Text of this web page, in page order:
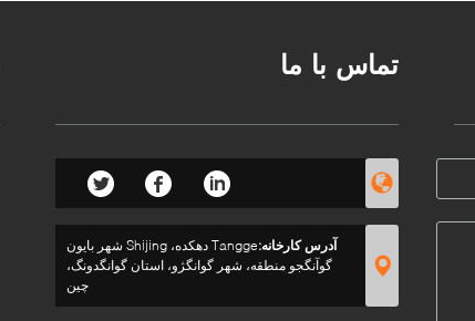
تماس با ما
آدرس کارخانه:
Tangge دهکده، Shijing شهر بایون
گوآنگجو منطقه، شهر گوانگژو، استان گوانگدونگ،
چین